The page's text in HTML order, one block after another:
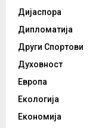
Дијаспора
Дипломатија
Други Спортови
Духовност
Европа
Екологија
Економија